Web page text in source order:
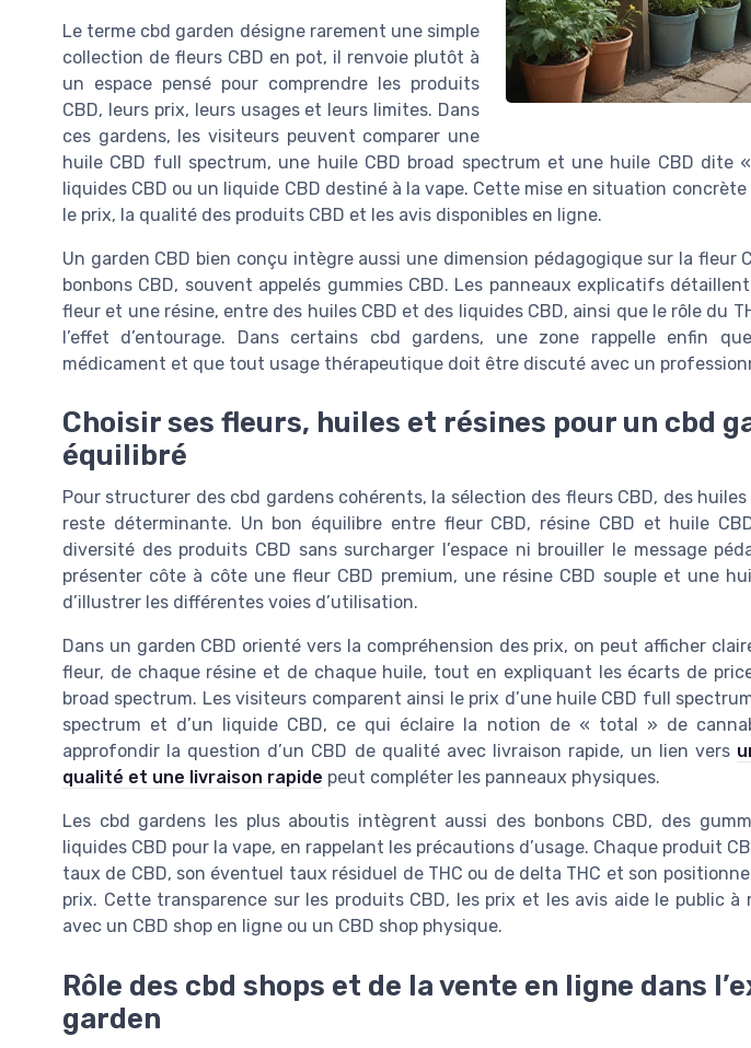
Le terme cbd garden désigne rarement une simple
collection de fleurs CBD en pot, il renvoie plutôt à
un espace pensé pour comprendre les produits
CBD, leurs prix, leurs usages et leurs limites. Dans
ces gardens, les visiteurs peuvent comparer une
huile CBD full spectrum, une huile CBD broad spectrum et une huile CBD dite
liquides CBD ou un liquide CBD destiné à la vape. Cette mise en situation
le prix, la qualité des produits CBD et les avis disponibles en ligne.
Un garden CBD bien conçu intègre aussi une dimension pédagogique sur la fleur
bonbons CBD, souvent appelés gummies CBD. Les panneaux explicatifs
fleur et une résine, entre des huiles CBD et des liquides CBD, ainsi que le rôle du
l’effet d’entourage. Dans certains cbd gardens, une zone rappelle enfin
médicament et que tout usage thérapeutique doit être discuté avec un
Choisir ses fleurs, huiles et résines pour un cbd
équilibré
Pour structurer des cbd gardens cohérents, la sélection des fleurs CBD, des huiles
reste déterminante. Un bon équilibre entre fleur CBD, résine CBD et huile
diversité des produits CBD sans surcharger l’espace ni brouiller le message
présenter côte à côte une fleur CBD premium, une résine CBD souple et une
d’illustrer les différentes voies d’utilisation.
Dans un garden CBD orienté vers la compréhension des prix, on peut afficher
fleur, de chaque résine et de chaque huile, tout en expliquant les écarts de
broad spectrum. Les visiteurs comparent ainsi le prix d’une huile CBD full
spectrum et d’un liquide CBD, ce qui éclaire la notion de « total » de
approfondir la question d’un CBD de qualité avec livraison rapide, un lien vers
qualité et une livraison rapide peut compléter les panneaux physiques.
Les cbd gardens les plus aboutis intègrent aussi des bonbons CBD, des
liquides CBD pour la vape, en rappelant les précautions d’usage. Chaque produit
taux de CBD, son éventuel taux résiduel de THC ou de delta THC et son
prix. Cette transparence sur les produits CBD, les prix et les avis aide le public à
avec un CBD shop en ligne ou un CBD shop physique.
Rôle des cbd shops et de la vente en ligne dans
garden